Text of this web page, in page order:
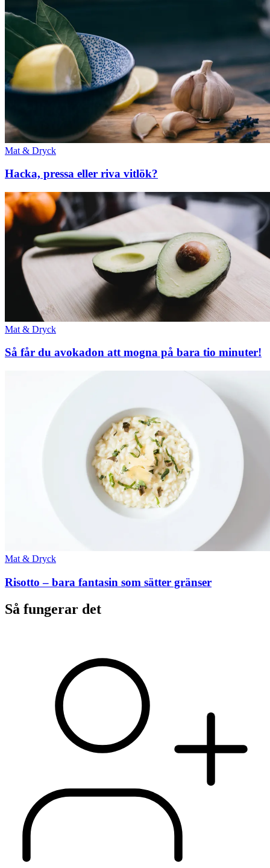
Mat & Dryck
Hacka, pressa eller riva vitlök?
Mat & Dryck
Så får du avokadon att mogna på bara tio minuter!
Mat & Dryck
Risotto – bara fantasin som sätter gränser
Så fungerar det